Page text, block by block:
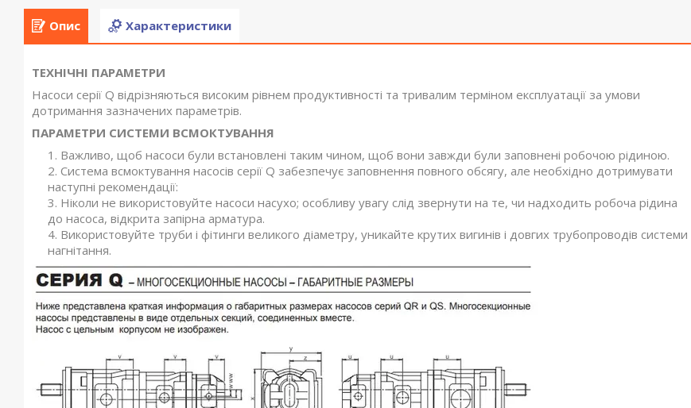
Опис Характеристики
ТЕХНІЧНІ ПАРАМЕТРИ
Насоси серії Q відрізняються високим рівнем продуктивності та тривалим терміном експлуатації за умови
дотримання зазначених параметрів.
ПАРАМЕТРИ СИСТЕМИ ВСМОКТУВАННЯ
Важливо, щоб насоси були встановлені таким чином, щоб вони завжди були заповнені робочою рідиною.
Система всмоктування насосів серії Q забезпечує заповнення повного обсягу, але необхідно дотримувати
наступні рекомендації:
Ніколи не використовуйте насоси насухо; особливу увагу слід звернути на те, чи надходить робоча рідина
до насоса, відкрита запірна арматура.
Використовуйте труби і фітинги великого діаметру, уникайте крутих вигинів і довгих трубопроводів системи
нагнітання.